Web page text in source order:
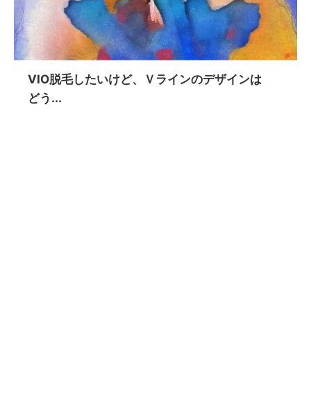
VIO脱毛したいけど、Ｖラインのデザインは
どう...